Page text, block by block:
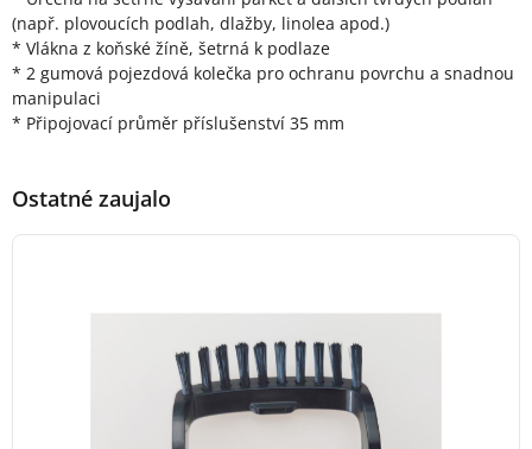
(např. plovoucích podlah, dlažby, linolea apod.)
* Vlákna z koňské žíně, šetrná k podlaze
* 2 gumová pojezdová kolečka pro ochranu povrchu a snadnou
manipulaci
* Připojovací průměr příslušenství 35 mm
Ostatné zaujalo